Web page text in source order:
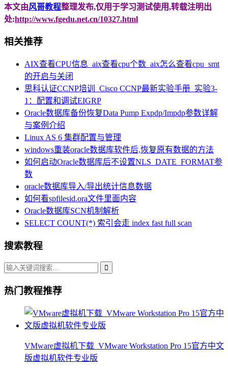
本文由风哥教程整理发布,仅用于学习测试使用,转载注明出
处:http://www.fgedu.net.cn/10327.html
相关推荐
AIX查看CPU信息_aix查看cpu个数_aix怎么查看cpu_smt
的开启与关闭
思科认证CCNP培训_Cisco CCNP最新实验手册_实验3-
1：配置和调试EIGRP
Oracle数据库备份恢复Data Pump Expdp/Impdp参数详解
与案例介绍
Linux AS 6 集群配置与管理
windows重装oracle数据库软件后,恢复原有数据的方法
如何启动Oracle数据库后不设置NLS_DATE_FORMAT参
数
oracle数据库导入/导出统计信息数据
如何看spfilesid.ora文件里面内容
Oracle数据库SCN机制解析
SELECT COUNT(*) 索引会走 index fast full scan
搜索教程
热门教程推荐
VMware虚拟机下载_VMware Workstation Pro 15官方中文
版虚拟机软件专业版